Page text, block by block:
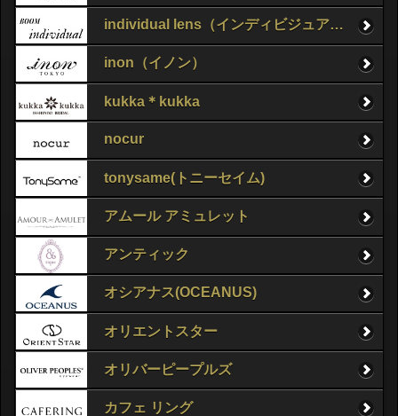
individual lens（インディビジュアルレンズ）
inon（イノン）
kukka＊kukka
nocur
tonysame(トニーセイム)
アムール アミュレット
アンティック
オシアナス(OCEANUS)
オリエントスター
オリバーピープルズ
カフェ リング